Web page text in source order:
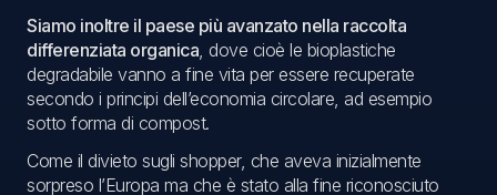
Siamo inoltre il paese più avanzato nella raccolta
differenziata organica , dove cioè le bioplastiche
degradabile vanno a fine vita per essere recuperate
secondo i principi dell’economia circolare, ad esempio
sotto forma di compost.
Come il divieto sugli shopper, che aveva inizialmente
sorpreso l’Europa ma che è stato alla fine riconosciuto